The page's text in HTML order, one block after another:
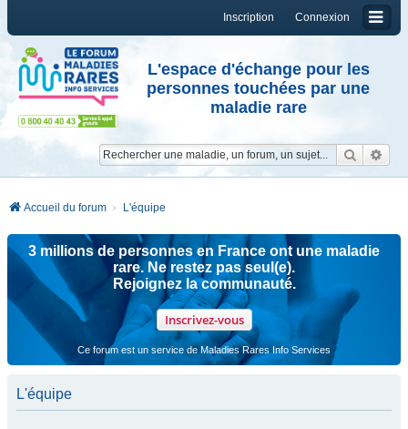
Connexion
Inscription
L'espace d'échange pour les
personnes touchées par une
maladie rare
Accueil du forum L'équipe
3 millions de personnes en France ont une maladie
rare. Ne restez pas seul(e).
Rejoignez la communauté.
Inscrivez-vous
Ce forum est un service de Maladies Rares Info Services
L'équipe